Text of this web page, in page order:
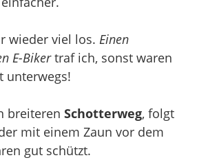
wieder viel los. Einen
E-Bikertraf ich, sonst waren
unterwegs!
breiteren Schotterweg, folgt
mit einem Zaun vor dem
gut schützt.